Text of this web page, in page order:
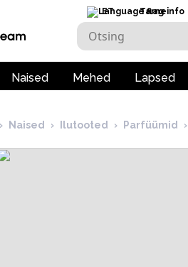
ET Tarneinfo
Naised Mehed Lapsed
› Naised › Ilutooted › Parfüümid ›